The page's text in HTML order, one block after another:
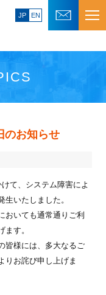
JP EN
のお知らせ
て、システム障害によ
いたしました。
おいても通常通りご利
す。
皆様には、多大なるご
りお詫び申し上げま